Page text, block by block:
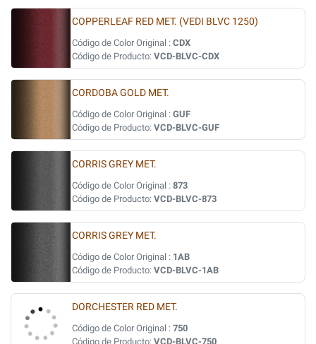
COPPERLEAF RED MET. (VEDI BLVC 1250)
Código de Color Original : CDX
Código de Producto: VCD-BLVC-CDX
CORDOBA GOLD MET.
Código de Color Original : GUF
Código de Producto: VCD-BLVC-GUF
CORRIS GREY MET.
Código de Color Original : 873
Código de Producto: VCD-BLVC-873
CORRIS GREY MET.
Código de Color Original : 1AB
Código de Producto: VCD-BLVC-1AB
DORCHESTER RED MET.
Código de Color Original : 750
Código de Producto: VCD-BLVC-750